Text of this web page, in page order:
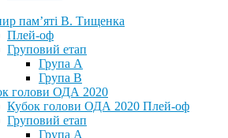
пам’яті В. Тищенка
Плей-оф
Груповий етап
Група А
Група В
голови ОДА 2020
Кубок голови ОДА 2020 Плей-оф
Груповий етап
Група A